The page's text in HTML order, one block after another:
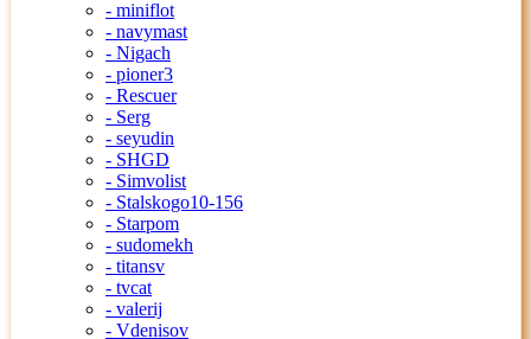
- miniflot
- navymast
- Nigach
- pioner3
- Rescuer
- Serg
- seyudin
- SHGD
- Simvolist
- Stalskogo10-156
- Starpom
- sudomekh
- titansv
- tvcat
- valerij
- Vdenisov